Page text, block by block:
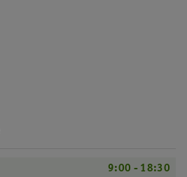
9:00 - 18:30